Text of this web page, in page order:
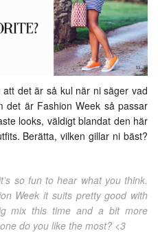
det är så kul när ni säger vad
det är Fashion Week så passar
looks, väldigt blandat den här
Berätta, vilken gillar ni bäst?
so fun to hear what you think.
Week it suits pretty good with
mix this time and a bit more
do you like the most? <3